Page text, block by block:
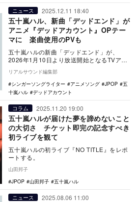
ニュース 2025.12.11 18:40
五十嵐ハル、新曲「デッドエンド」が
アニメ『デッドアカウント』OPテー
マに 楽曲使用のPVも
五十嵐ハルの新曲「デッドエンド」が、
2026年1月10日より放送開始となるTVアニ
メ『デッドアカウント』（テレビ朝日系）
のオープ…
リアルサウンド編集部
シンガーソングライター
アニメソング JPOP
五
十嵐ハル
デッドアカウント
コラム 2025.11.20 19:00
五十嵐ハルが届けた夢を諦めないこと
の大切さ チケット即完の記念すべき
初ライブを観て
五十嵐ハルの初ライブ『NO TITLE』をレポ
ートする。
山田邦子
JPOP
山田邦子 五十嵐ハル
ニュース 2025.08.06 11:00